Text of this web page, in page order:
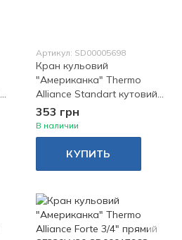
Артикул: SD00005698
Кран кульовий
"Американка" Thermo
Alliance Standart кутовий
3/4" ВЗ SD222W20
353 грн
В наличии
КУПИТЬ